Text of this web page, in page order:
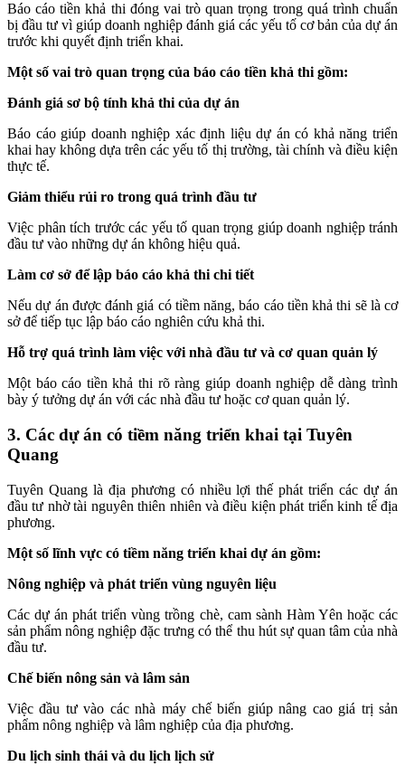
Báo cáo tiền khả thi đóng vai trò quan trọng trong quá trình chuẩn
bị đầu tư vì giúp doanh nghiệp đánh giá các yếu tố cơ bản của dự án
trước khi quyết định triển khai.
Một số vai trò quan trọng của báo cáo tiền khả thi gồm:
Đánh giá sơ bộ tính khả thi của dự án
Báo cáo giúp doanh nghiệp xác định liệu dự án có khả năng triển
khai hay không dựa trên các yếu tố thị trường, tài chính và điều kiện
thực tế.
Giảm thiểu rủi ro trong quá trình đầu tư
Việc phân tích trước các yếu tố quan trọng giúp doanh nghiệp tránh
đầu tư vào những dự án không hiệu quả.
Làm cơ sở để lập báo cáo khả thi chi tiết
Nếu dự án được đánh giá có tiềm năng, báo cáo tiền khả thi sẽ là cơ
sở để tiếp tục lập báo cáo nghiên cứu khả thi.
Hỗ trợ quá trình làm việc với nhà đầu tư và cơ quan quản lý
Một báo cáo tiền khả thi rõ ràng giúp doanh nghiệp dễ dàng trình
bày ý tưởng dự án với các nhà đầu tư hoặc cơ quan quản lý.
3. Các dự án có tiềm năng triển khai tại Tuyên
Quang
Tuyên Quang là địa phương có nhiều lợi thế phát triển các dự án
đầu tư nhờ tài nguyên thiên nhiên và điều kiện phát triển kinh tế địa
phương.
Một số lĩnh vực có tiềm năng triển khai dự án gồm:
Nông nghiệp và phát triển vùng nguyên liệu
Các dự án phát triển vùng trồng chè, cam sành Hàm Yên hoặc các
sản phẩm nông nghiệp đặc trưng có thể thu hút sự quan tâm của nhà
đầu tư.
Chế biến nông sản và lâm sản
Việc đầu tư vào các nhà máy chế biến giúp nâng cao giá trị sản
phẩm nông nghiệp và lâm nghiệp của địa phương.
Du lịch sinh thái và du lịch lịch sử